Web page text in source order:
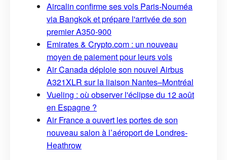
Aircalin confirme ses vols Paris-Nouméa
via Bangkok et prépare l'arrivée de son
premier A350-900
Emirates & Crypto.com : un nouveau
moyen de paiement pour leurs vols
Air Canada déploie son nouvel Airbus
A321XLR sur la liaison Nantes–Montréal
Vueling : où observer l'éclipse du 12 août
en Espagne ?
Air France a ouvert les portes de son
nouveau salon à l’aéroport de Londres-
Heathrow